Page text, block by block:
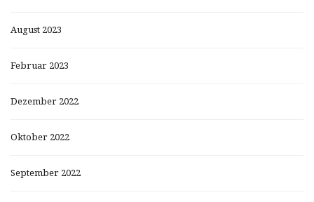
August 2023
Februar 2023
Dezember 2022
Oktober 2022
September 2022